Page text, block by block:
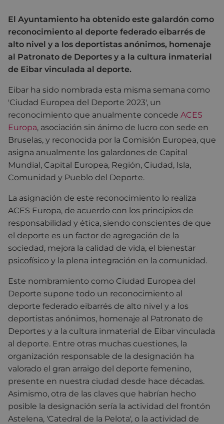
El Ayuntamiento ha obtenido este galardón como
reconocimiento al deporte federado eibarrés de
alto nivel y a los deportistas anónimos, homenaje
al Patronato de Deportes y a la cultura inmaterial
de Eibar vinculada al deporte.
Eibar ha sido nombrada esta misma semana como
'Ciudad Europea del Deporte 2023', un
reconocimiento que anualmente concede ACES
Europa, asociación sin ánimo de lucro con sede en
Bruselas, y reconocida por la Comisión Europea, que
asigna anualmente los galardones de Capital
Mundial, Capital Europea, Región, Ciudad, Isla,
Comunidad y Pueblo del Deporte.
La asignación de este reconocimiento lo realiza
ACES Europa, de acuerdo con los principios de
responsabilidad y ética, siendo conscientes de que
el deporte es un factor de agregación de la
sociedad, mejora la calidad de vida, el bienestar
psicofísico y la plena integración en la comunidad.
Este nombramiento como Ciudad Europea del
Deporte supone todo un reconocimiento al
deporte federado eibarrés de alto nivel y a los
deportistas anónimos, homenaje al Patronato de
Deportes y a la cultura inmaterial de Eibar vinculada
al deporte. Entre otras muchas cuestiones, la
organización responsable de la designación ha
valorado el gran arraigo del deporte femenino,
presente en nuestra ciudad desde hace décadas.
Asimismo, otra de las claves que habrían hecho
posible la designación sería la actividad del frontón
Astelena, 'Catedral de la Pelota', o la actividad de